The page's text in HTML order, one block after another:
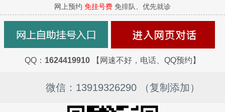
网上预约 免挂号费 免排队、优先就诊
QQ： 1624419910 【网速不好，电话、QQ预约】
微信：13919326290 （复制添加）